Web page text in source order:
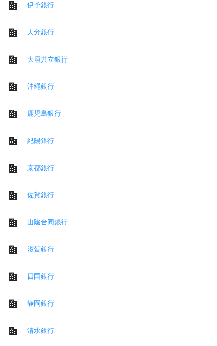
伊予銀行
大分銀行
大垣共立銀行
沖縄銀行
鹿児島銀行
紀陽銀行
京都銀行
佐賀銀行
山陰合同銀行
滋賀銀行
四国銀行
静岡銀行
清水銀行